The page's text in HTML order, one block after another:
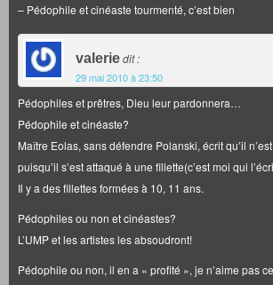
– Pédophile et cinéaste tourmenté, c’est bien
valeriedit :
29 mai 2010 à 23:50
Pédophiles et prêtres, Dieu leur pardonnera…
Pédophile et cinéaste?
Maître Eolas, sans défendre Polanski, écrit qu’il
puisqu’il s’est attaqué à une fillette(c’est moi qui
Il y a des fillettes formées à 10, 11 ans.
Pédophiles ou non et cinéastes?
L’UMP et les artistes les absoudront!
Pédophile ou non, il en a « profité », je n’aime pas